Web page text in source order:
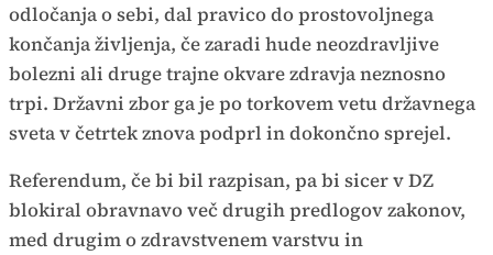
odločanja o sebi, dal pravico do prostovoljnega
končanja življenja, če zaradi hude neozdravljive
bolezni ali druge trajne okvare zdravja neznosno
trpi. Državni zbor ga je po torkovem vetu državnega
sveta v četrtek znova podprl in dokončno sprejel.
Referendum, če bi bil razpisan, pa bi sicer v DZ
blokiral obravnavo več drugih predlogov zakonov,
med drugim o zdravstvenem varstvu in